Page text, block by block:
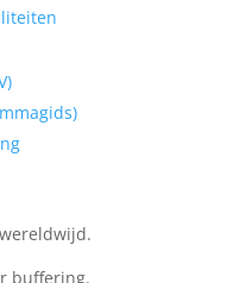
buffering.